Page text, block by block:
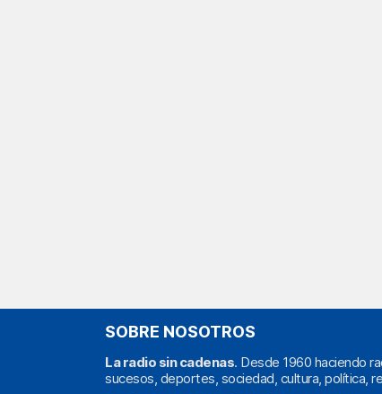
SOBRE NOSOTROS
La radio sin cadenas. Desde 1960 haciendo
sucesos, deportes, sociedad, cultura, política,